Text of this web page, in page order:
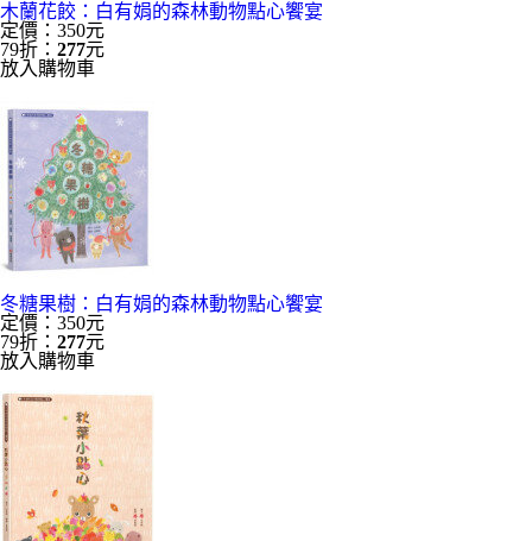
木蘭花餃：白有娟的森林動物點心饗宴
定價：350元
79折： 277元
放入購物車
冬糖果樹：白有娟的森林動物點心饗宴
定價：350元
79折： 277元
放入購物車